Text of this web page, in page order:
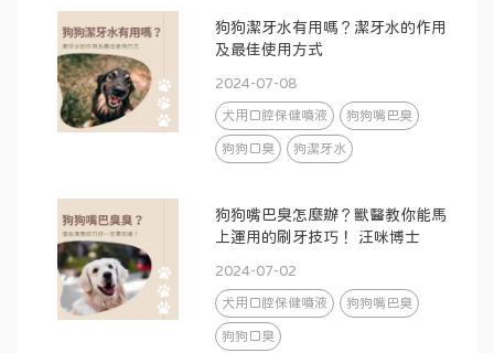
狗狗潔牙水有用嗎？潔牙水的作用
及最佳使用方式
2024-07-08
犬用口腔保健噴液 狗狗嘴巴臭
狗狗口臭 狗潔牙水
狗狗嘴巴臭怎麼辦？獸醫教你能馬
上運用的刷牙技巧！ 汪咪博士
2024-07-02
犬用口腔保健噴液 狗狗嘴巴臭
狗狗口臭